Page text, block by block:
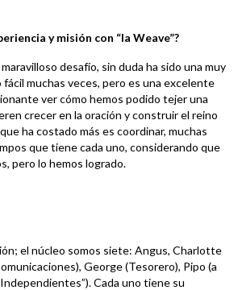
y misión con “la Weave”?
maravilloso desafío, sin duda ha sido una muy
fácil muchas veces, pero es una excelente
ver cómo hemos podido tejer una
crecer en la oración y construir el reino
ha costado más es coordinar, muchas
que tiene cada uno, considerando que
pero lo hemos logrado.
el núcleo somos siete: Angus, Charlotte
George (Tesorero), Pipo (a
Cada uno tiene su